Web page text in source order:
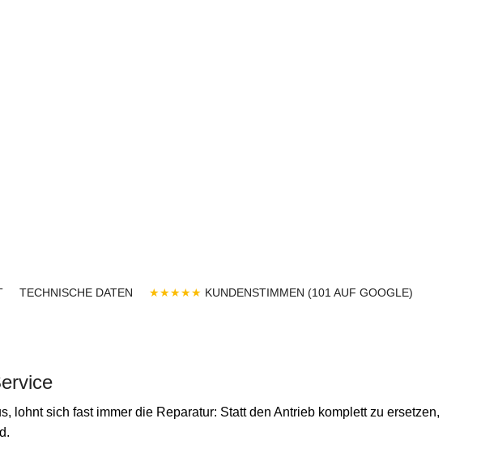
TECHNISCHE DATEN ★★★★★ KUNDENSTIMMEN (101 AUF GOOGLE)
lohnt sich fast immer die Reparatur: Statt den Antrieb komplett zu ersetzen,